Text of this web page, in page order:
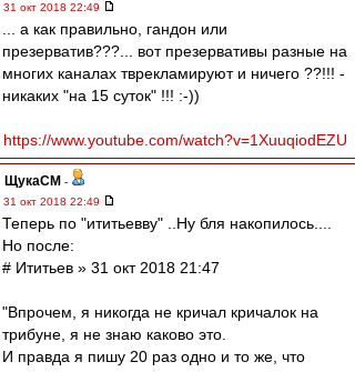
31 окт 2018 22:49
... а как правильно, гандон или
презерватив???... вот презервативы разные на
многих каналах тврекламируют и ничего ??!!! -
никаких "на 15 суток" !!! :-))
https://www.youtube.com/watch?v=1XuuqiodEZU
ЩукаСМ -
31 окт 2018 22:49
Теперь по "ититьевву" ..Ну бля накопилось....
Но после:
# Ититьев » 31 окт 2018 21:47
"Впрочем, я никогда не кричал кричалок на
трибуне, я не знаю каково это.
И правда я пишу 20 раз одно и то же, что